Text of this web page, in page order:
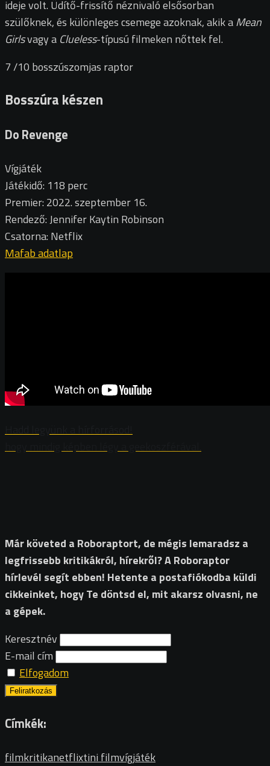
ideje volt. Üdítő-frissítő néznivaló elsősorban
szülőknek, és különleges csemege azoknak, akik aMean
Girlsvagy a Clueless-típusú filmeken nőttek fel.
7/10 bosszúszomjas raptor
Bosszúra készen
Do Revenge
Vígjáték
Játékidő: 118 perc
Premier: 2022. szeptember 16.
Rendező: Jennifer Kaytin Robinson
Csatorna: Netflix
Mafab adatlap
Már követed a Roboraptort, de mégis lemaradsz a
legfrissebb kritikákról, hírekről? A Roboraptor
hírlevél segít ebben! Hetente a postafiókodba küldi
cikkeinket, hogy Te döntsd el, mit akarsz olvasni, ne
a gépek.
Keresztnév
E-mail cím
Elfogadom
Címkék:
filmkritikanetflixtini filmvígjáték